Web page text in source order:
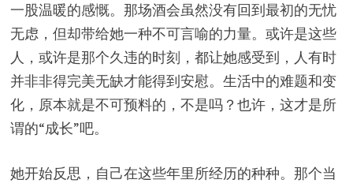
一股温暖的感慨。那场酒会虽然没有回到最初的无忧
无虑，但却带给她一种不可言喻的力量。或许是这些
人，或许是那个久违的时刻，都让她感受到，人有时
并非非得完美无缺才能得到安慰。生活中的难题和变
化，原本就是不可预料的，不是吗？也许，这才是所
谓的“成长”吧。
她开始反思，自己在这些年里所经历的种种。那个当